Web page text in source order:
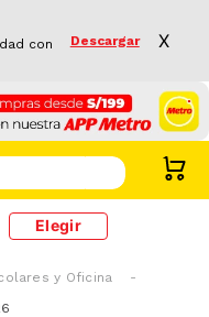
con
Descargar X
Elegir
y Oficina